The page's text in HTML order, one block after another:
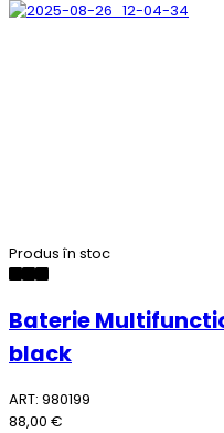
Produs în stoc
Baterie
black
ART: 980199
88,00 €